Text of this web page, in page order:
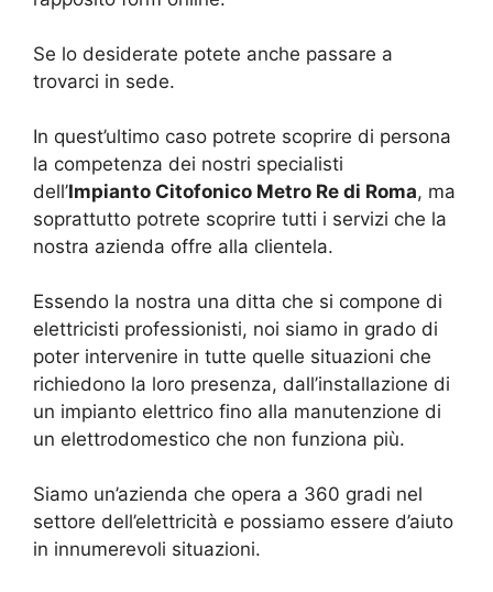
Se lo desiderate potete anche passare a
trovarci in sede.
In quest’ultimo caso potrete scoprire di persona
la competenza dei nostri specialisti
dell’Impianto Citofonico Metro Re di Roma, ma
soprattutto potrete scoprire tutti i servizi che la
nostra azienda offre alla clientela.
Essendo la nostra una ditta che si compone di
elettricisti professionisti, noi siamo in grado di
poter intervenire in tutte quelle situazioni che
richiedono la loro presenza, dall’installazione di
un impianto elettrico fino alla manutenzione di
un elettrodomestico che non funziona più.
Siamo un’azienda che opera a 360 gradi nel
settore dell’elettricità e possiamo essere d’aiuto
in innumerevoli situazioni.